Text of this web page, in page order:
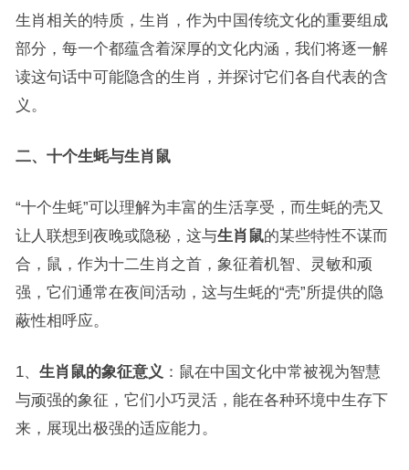
生肖相关的特质，生肖，作为中国传统文化的重要组成
部分，每一个都蕴含着深厚的文化内涵，我们将逐一解
读这句话中可能隐含的生肖，并探讨它们各自代表的含
义。
二、十个生蚝与生肖鼠
“十个生蚝”可以理解为丰富的生活享受，而生蚝的壳又
让人联想到夜晚或隐秘，这与生肖鼠的某些特性不谋而
合，鼠，作为十二生肖之首，象征着机智、灵敏和顽
强，它们通常在夜间活动，这与生蚝的“壳”所提供的隐
蔽性相呼应。
1、 生肖鼠的象征意义 ：鼠在中国文化中常被视为智慧
与顽强的象征，它们小巧灵活，能在各种环境中生存下
来，展现出极强的适应能力。